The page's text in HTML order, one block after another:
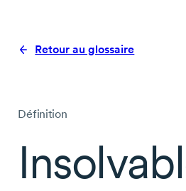
Retour au glossaire
Définition